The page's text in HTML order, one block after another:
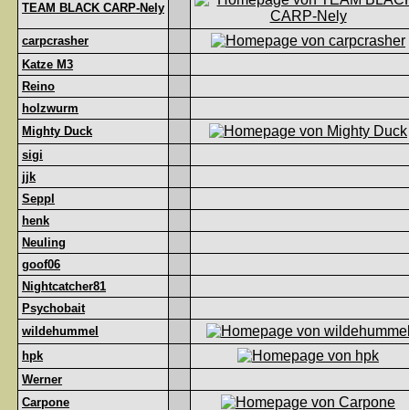
TEAM BLACK CARP-Nely
carpcrasher
Katze M3
Reino
holzwurm
Mighty Duck
sigi
jjk
Seppl
henk
Neuling
goof06
Nightcatcher81
Psychobait
wildehummel
hpk
Werner
Carpone